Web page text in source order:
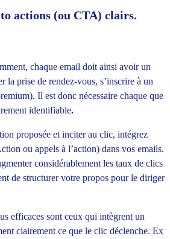
actions (ou CTA) clairs.
chaque email doit ainsi avoir un
la prise de rendez-vous, s’inscrire à un
Il est donc nécessaire chaque que
identifiable.
proposée et inciter au clic, intégrez
ou appels à l’action) dans vos emails.
considérablement les taux de clics
de structurer votre propos pour le diriger
efficaces sont ceux qui intègrent un
clairement ce que le clic déclenche. Ex